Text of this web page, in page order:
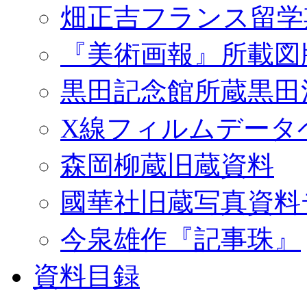
畑正吉フランス留
『美術画報』所載
黒田記念館所蔵黒
X線フィルムデータ
森岡柳蔵旧蔵資料
國華社旧蔵写真資
今泉雄作『記事珠』
資料目録